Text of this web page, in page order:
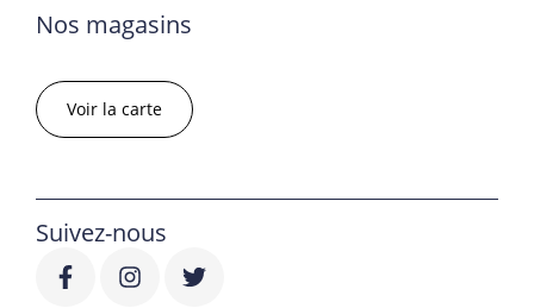
Nos magasins
Voir la carte
Suivez-nous